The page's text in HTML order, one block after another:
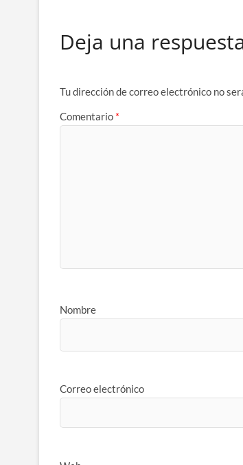
Deja una
Tu dirección de correo electrónico no
Comentario *
Nombre
Correo electrónico